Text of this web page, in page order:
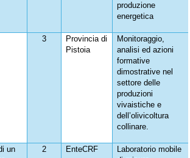
produzione
energetica
3
Provincia di
Pistoia
Monitoraggio,
analisi ed azioni
formative
dimostrative nel
settore delle
produzioni
vivaistiche e
dell’olivicoltura
collinare.
un
2 EnteCRF
Laboratorio mobile